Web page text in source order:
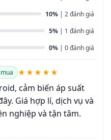
10% | 2 đánh giá
5% | 1 đánh giá
0% | 0 đánh giá
★★★★★
cảm biến áp suất
Giá hợp lí, dịch vụ và
nghiệp và tận tâm.